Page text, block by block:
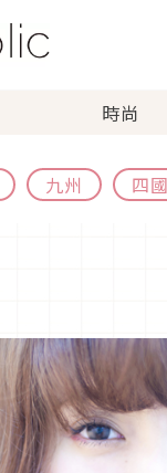
時尚
九州 四國